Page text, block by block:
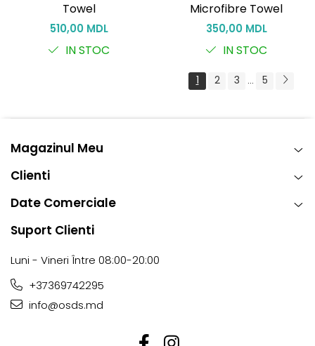
Towel
510,00 MDL
IN STOC
Microfibre Towel
350,00 MDL
IN STOC
1 2 3 ... 5
Magazinul Meu
Clienti
Date Comerciale
Suport Clienti
Luni - Vineri Între 08:00-20:00
+37369742295
info@osds.md